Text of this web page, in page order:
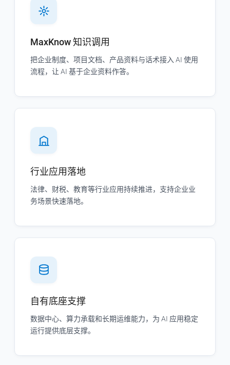
MaxKnow 知识调用
把企业制度、项目文档、产品资料与话术接入 AI 使用
流程，让 AI 基于企业资料作答。
行业应用落地
法律、财税、教育等行业应用持续推进，支持企业业
务场景快速落地。
自有底座支撑
数据中心、算力承载和长期运维能力，为 AI 应用稳定
运行提供底层支撑。